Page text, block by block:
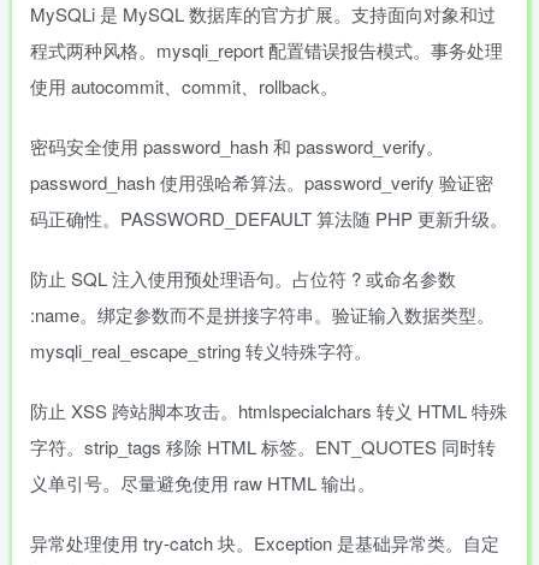
MySQLi 是 MySQL 数据库的官方扩展。支持面向对象和过
程式两种风格。mysqli_report 配置错误报告模式。事务处理
使用 autocommit、commit、rollback。
密码安全使用 password_hash 和 password_verify。
password_hash 使用强哈希算法。password_verify 验证密
码正确性。PASSWORD_DEFAULT 算法随 PHP 更新升级。
防止 SQL 注入使用预处理语句。占位符 ? 或命名参数
:name。绑定参数而不是拼接字符串。验证输入数据类型。
mysqli_real_escape_string 转义特殊字符。
防止 XSS 跨站脚本攻击。htmlspecialchars 转义 HTML 特殊
字符。strip_tags 移除 HTML 标签。ENT_QUOTES 同时转
义单引号。尽量避免使用 raw HTML 输出。
异常处理使用 try-catch 块。Exception 是基础异常类。自定